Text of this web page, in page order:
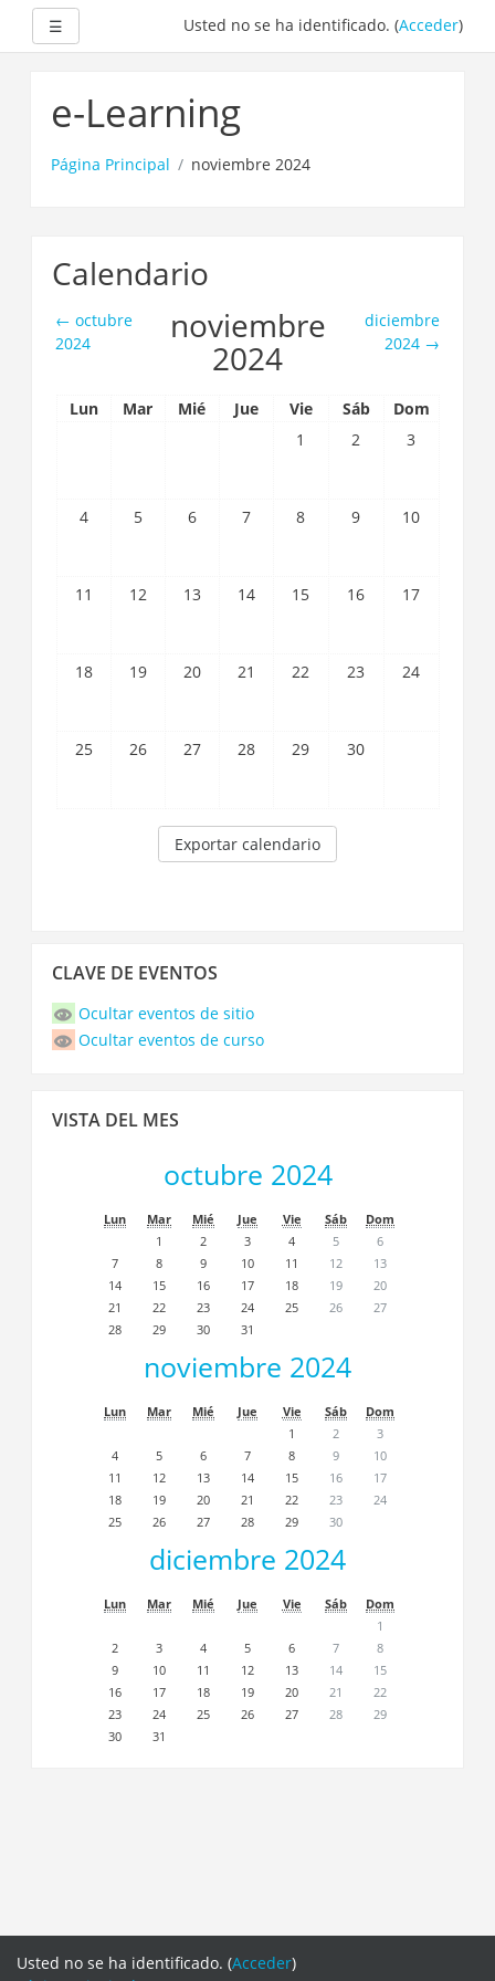
contenido
☰ Usted no se ha identificado. (Acceder)
e-Learning
Página Principal noviembre 2024
Calendario
← octubre
2024
noviembre
2024
diciembre
2024 →
Lun Mar Mié Jue Vie Sáb
Dom
1
2 3
4 5 6 7 8 9 10
11 12 13 14 15 16 17
18 19 20 21 22 23 24
25 26 27 28 29 30
Exportar calendario
Clave
eventos
CLAVE DE EVENTOS
Ocultar eventos de sitio
Ocultar eventos de curso
VistaVISTA DEL MES
octubre 2024
Lun Mar Mié Jue Vie Sáb
Dom
1
2 3 4 5
6
7
8 9 10 11 12
13
14
15 16 17 18 19
20
21
22 23 24 25 26
27
28
29 30 31
noviembre 2024
Lun Mar Mié Jue Vie Sáb
Dom
1
2
3
4
5 6 7 8 9
10
11
12 13 14 15 16
17
18
19 20 21 22 23
24
25
26 27 28 29 30
diciembre 2024
Lun Mar Mié Jue Vie Sáb
Dom
1
2
3 4 5 6 7
8
9
10 11 12 13 14
15
16
17 18 19 20 21
22
23
24 25 26 27 28
29
30
31
Usted no se ha identificado. (Acceder)